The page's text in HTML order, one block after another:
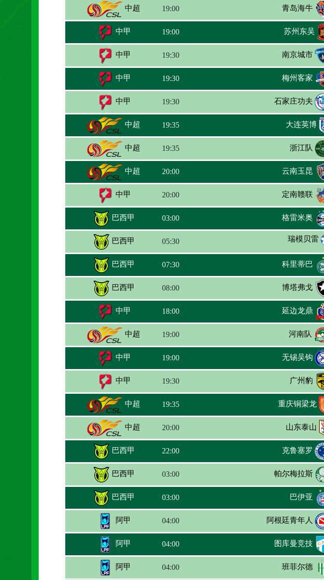
中超 19:00 青岛海牛
中甲 19:00 苏州东吴
中甲 19:30 南京城市
中甲 19:30 梅州客家
中甲 19:30 石家庄功夫
中超 19:35 大连英博
中超 19:35 浙江队
中超 20:00 云南玉昆
中甲 20:00 定南赣联
巴西甲 03:00 格雷米奥
巴西甲 05:30 瑞模贝雷
巴西甲 07:30 科里蒂巴
巴西甲 08:00 博塔弗戈
中甲 18:00 延边龙鼎
中超 19:00 河南队
中甲 19:00 无锡吴钩
中甲 19:30 广州豹
中超 19:35 重庆铜梁龙
中超 20:00 山东泰山
巴西甲 22:00 克鲁塞罗
巴西甲 03:00 帕尔梅拉斯
巴西甲 03:00 巴伊亚
阿甲 04:00 阿根廷青年人
阿甲 04:00 图库曼竞技
阿甲 04:00 班菲尔德